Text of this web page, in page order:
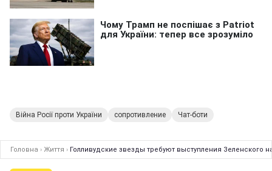
Війна Росії проти України сопротивление Чат-боти
Головна › Життя › Голливудские звезды требуют выступления Зеленского